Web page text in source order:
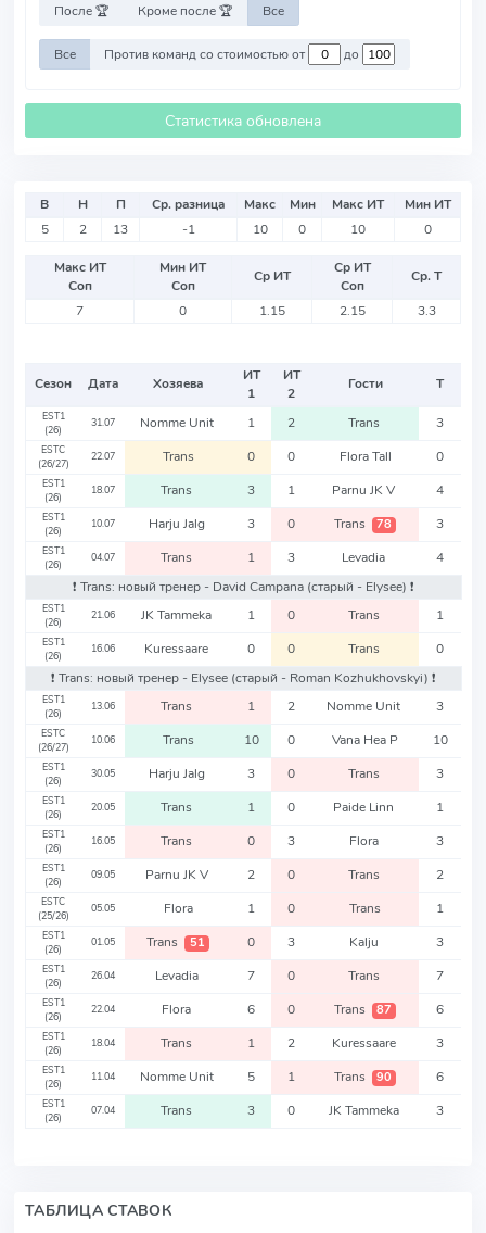
После 🏆 Кроме после 🏆 Все
Все Против команд со стоимостью от до
Статистика обновлена
В Н П Ср. разница Макс Мин Макс ИТ
Мин ИТ
5
2 13 -1 10 0 10 0
Макс ИТ
Соп
Мин ИТ
Соп
Ср ИТ
Ср ИТ
Соп
Ср. Т
7
0 1.15 2.15 3.3
Сезон Дата Хозяева
ИТ
1
ИТ
2
Гости Т
EST1
(26)
31.07 Nomme Unit 1 2 Trans 3
ESTC
(26/27)
22.07 Trans 0 0 Flora Tall 0
EST1
(26)
18.07 Trans 3 1 Parnu JK V 4
EST1
(26)
10.07 Harju Jalg 3 0 Trans 78 3
EST1
(26)
04.07 Trans 1 3 Levadia
4
❗️ Trans: новый тренер - David Campana (старый - Elysee) ❗️
EST1
(26)
21.06 JK Tammeka 1 0 Trans 1
EST1
(26)
16.06 Kuressaare 0 0 Trans
0
❗️ Trans: новый тренер - Elysee (старый - Roman Kozhukhovskyi) ❗️
EST1
(26)
13.06 Trans 1 2 Nomme Unit 3
ESTC
(26/27)
10.06 Trans 10 0 Vana Hea P 10
EST1
(26)
30.05 Harju Jalg 3 0 Trans 3
EST1
(26)
20.05 Trans 1 0 Paide Linn 1
EST1
(26)
16.05 Trans 0 3 Flora 3
EST1
(26)
09.05 Parnu JK V 2 0 Trans 2
ESTC
(25/26)
05.05 Flora 1 0 Trans 1
EST1
(26)
01.05 Trans 51 0 3 Kalju 3
EST1
(26)
26.04 Levadia 7 0 Trans 7
EST1
(26)
22.04 Flora 6 0 Trans 87 6
EST1
(26)
18.04 Trans 1 2 Kuressaare 3
EST1
(26)
11.04 Nomme Unit 5 1 Trans 90 6
EST1
(26)
07.04 Trans 3 0 JK Tammeka 3
ТАБЛИЦА СТАВОК